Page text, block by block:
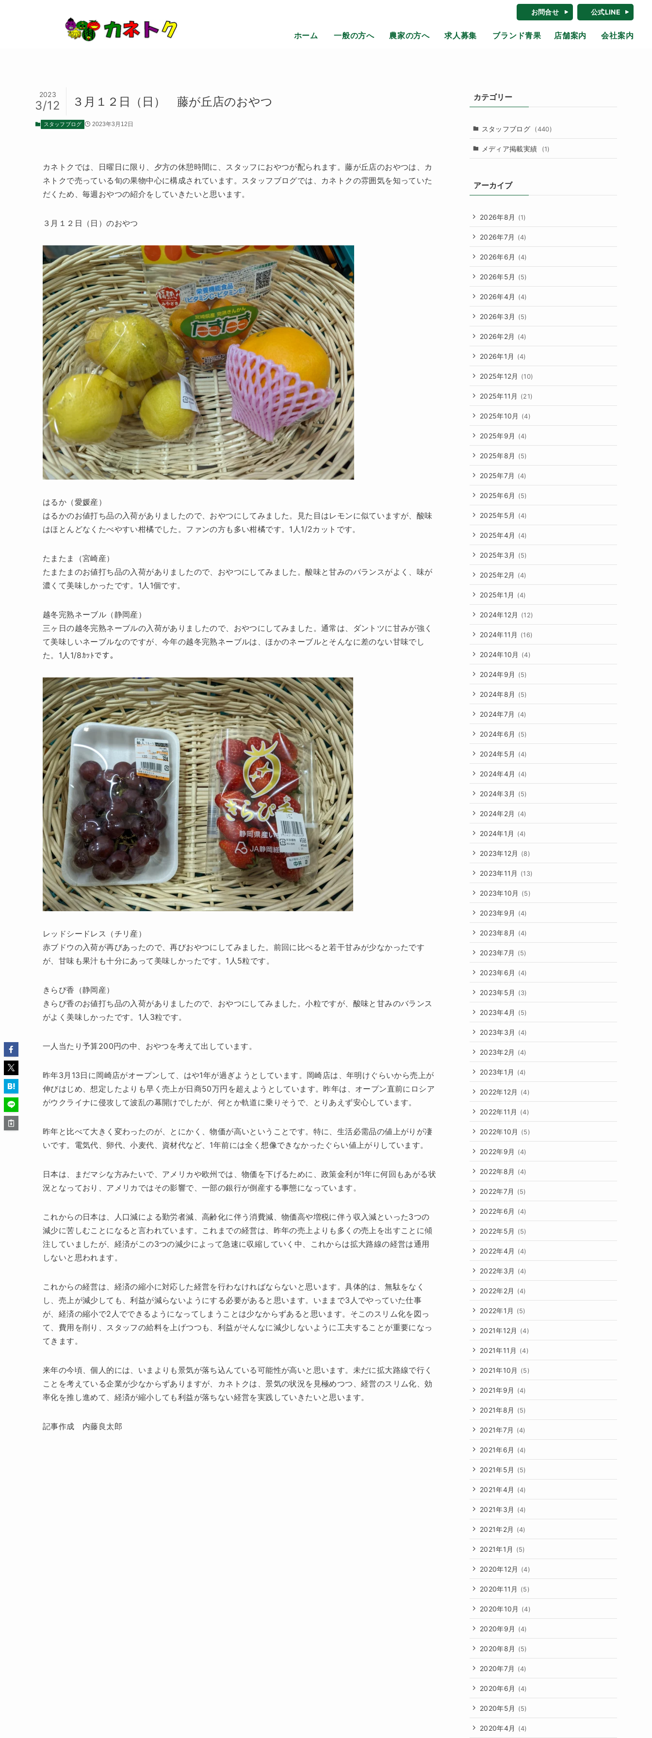
お問合せ 公式LINE
ホーム 一般の方へ 農家の方へ 求人募集 ブランド青果 店舗案内 会社案内
３月１２日（日） 藤が丘店のおやつ
2023
3/12
スタッフブログ 2023年3月12日
カネトクでは、日曜日に限り、夕方の休憩時間に、スタッフにおやつが配られます。藤が丘店のおやつは、カ
ネトクで売っている旬の果物中心に構成されています。スタッフブログでは、カネトクの雰囲気を知っていた
だくため、毎週おやつの紹介をしていきたいと思います。
３月１２日（日）のおやつ
はるか（愛媛産）
はるかのお値打ち品の入荷がありましたので、おやつにしてみました。見た目はレモンに似ていますが、酸味
はほとんどなくたべやすい柑橘でした。ファンの方も多い柑橘です。1人1/2カットです。
たまたま（宮崎産）
たまたまのお値打ち品の入荷がありましたので、おやつにしてみました。酸味と甘みのバランスがよく、味が
濃くて美味しかったです。1人1個です。
越冬完熟ネーブル（静岡産）
三ヶ日の越冬完熟ネーブルの入荷がありましたので、おやつにしてみました。通常は、ダントツに甘みが強く
て美味しいネーブルなのですが、今年の越冬完熟ネーブルは、ほかのネーブルとそんなに差のない甘味でし
た。1人1/8ｶｯﾄです。
レッドシードレス（チリ産）
赤ブドウの入荷が再びあったので、再びおやつにしてみました。前回に比べると若干甘みが少なかったです
が、甘味も果汁も十分にあって美味しかったです。1人5粒です。
きらぴ香（静岡産）
きらぴ香のお値打ち品の入荷がありましたので、おやつにしてみました。小粒ですが、酸味と甘みのバランス
がよく美味しかったです。1人3粒です。
一人当たり予算200円の中、おやつを考えて出しています。
昨年3月13日に岡崎店がオープンして、はや1年が過ぎようとしています。岡崎店は、年明けぐらいから売上が
伸びはじめ、想定したよりも早く売上が日商50万円を超えようとしています。昨年は、オープン直前にロシア
がウクライナに侵攻して波乱の幕開けでしたが、何とか軌道に乗りそうで、とりあえず安心しています。
昨年と比べて大きく変わったのが、とにかく、物価が高いということです。特に、生活必需品の値上がりが凄
いです。電気代、卵代、小麦代、資材代など、1年前には全く想像できなかったぐらい値上がりしています。
日本は、まだマシな方みたいで、アメリカや欧州では、物価を下げるために、政策金利が1年に何回もあがる状
況となっており、アメリカではその影響で、一部の銀行が倒産する事態になっています。
これからの日本は、人口減による勤労者減、高齢化に伴う消費減、物価高や増税に伴う収入減といった3つの
減少に苦しむことになると言われています。これまでの経営は、昨年の売上よりも多くの売上を出すことに傾
注していましたが、経済がこの3つの減少によって急速に収縮していく中、これからは拡大路線の経営は通用
しないと思われます。
これからの経営は、経済の縮小に対応した経営を行わなければならないと思います。具体的は、無駄をなく
し、売上が減少しても、利益が減らないようにする必要があると思います。いままで3人でやっていた仕事
が、経済の縮小で2人でできるようになってしまうことは少なからずあると思います。そこのスリム化を図っ
て、費用を削り、スタッフの給料を上げつつも、利益がそんなに減少しないように工夫することが重要になっ
てきます。
来年の今頃、個人的には、いまよりも景気が落ち込んている可能性が高いと思います。未だに拡大路線で行く
ことを考えている企業が少なからずありますが、カネトクは、景気の状況を見極めつつ、経営のスリム化、効
率化を推し進めて、経済が縮小しても利益が落ちない経営を実践していきたいと思います。
記事作成 内藤良太郎
カテゴリー
スタッフブログ (440)
メディア掲載実績 (1)
アーカイブ
2026年8月 (1)
2026年7月 (4)
2026年6月 (4)
2026年5月 (5)
2026年4月 (4)
2026年3月 (5)
2026年2月 (4)
2026年1月 (4)
2025年12月 (10)
2025年11月 (21)
2025年10月 (4)
2025年9月 (4)
2025年8月 (5)
2025年7月 (4)
2025年6月 (5)
2025年5月 (4)
2025年4月 (4)
2025年3月 (5)
2025年2月 (4)
2025年1月 (4)
2024年12月 (12)
2024年11月 (16)
2024年10月 (4)
2024年9月 (5)
2024年8月 (5)
2024年7月 (4)
2024年6月 (5)
2024年5月 (4)
2024年4月 (4)
2024年3月 (5)
2024年2月 (4)
2024年1月 (4)
2023年12月 (8)
2023年11月 (13)
2023年10月 (5)
2023年9月 (4)
2023年8月 (4)
2023年7月 (5)
2023年6月 (4)
2023年5月 (3)
2023年4月 (5)
2023年3月 (4)
2023年2月 (4)
2023年1月 (4)
2022年12月 (4)
2022年11月 (4)
2022年10月 (5)
2022年9月 (4)
2022年8月 (4)
2022年7月 (5)
2022年6月 (4)
2022年5月 (5)
2022年4月 (4)
2022年3月 (4)
2022年2月 (4)
2022年1月 (5)
2021年12月 (4)
2021年11月 (4)
2021年10月 (5)
2021年9月 (4)
2021年8月 (5)
2021年7月 (4)
2021年6月 (4)
2021年5月 (5)
2021年4月 (4)
2021年3月 (4)
2021年2月 (4)
2021年1月 (5)
2020年12月 (4)
2020年11月 (5)
2020年10月 (4)
2020年9月 (4)
2020年8月 (5)
2020年7月 (4)
2020年6月 (4)
2020年5月 (5)
2020年4月 (4)